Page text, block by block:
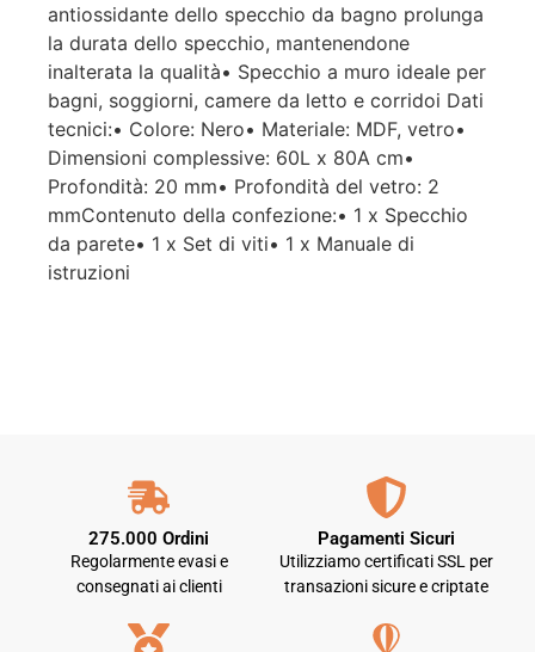
antiossidante dello specchio da bagno prolunga
la durata dello specchio, mantenendone
inalterata la qualità• Specchio a muro ideale per
bagni, soggiorni, camere da letto e corridoi Dati
tecnici:• Colore: Nero• Materiale: MDF, vetro•
Dimensioni complessive: 60L x 80A cm•
Profondità: 20 mm• Profondità del vetro: 2
mmContenuto della confezione:• 1 x Specchio
da parete• 1 x Set di viti• 1 x Manuale di
istruzioni
275.000 Ordini
Regolarmente evasi e
consegnati ai clienti
Pagamenti Sicuri
Utilizziamo certificati SSL per
transazioni sicure e criptate